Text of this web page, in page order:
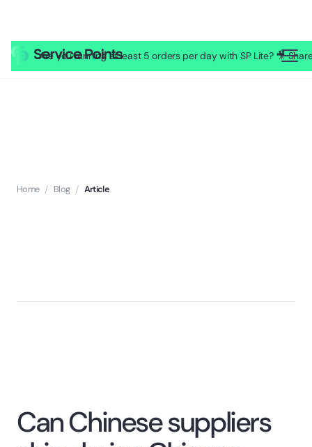
Are you running at least 5 orders per day with SP Lite? 🎥
Home / Blog / Article
Can Chinese suppliers